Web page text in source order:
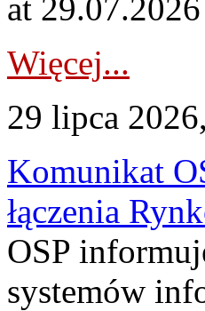
at
Więcej...
29 lipca
Komunikat
łączenia
OSP
systemów